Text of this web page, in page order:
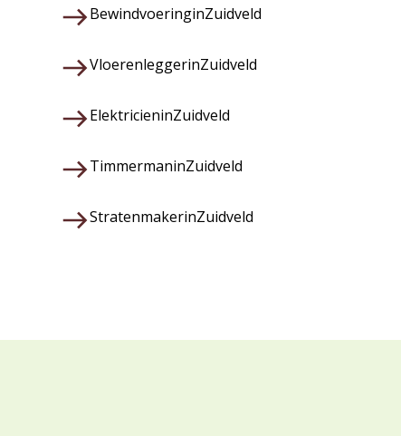
BewindvoeringinZuidveld
VloerenleggerinZuidveld
ElektricieninZuidveld
TimmermaninZuidveld
StratenmakerinZuidveld